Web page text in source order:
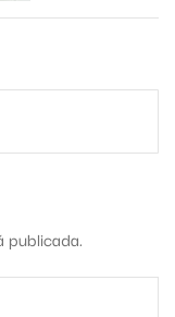
publicada.